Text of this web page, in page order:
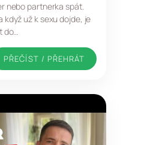
nebo partnerka spát.
už k sexu dojde, je
do…
PŘEČÍST / PŘEHRÁT